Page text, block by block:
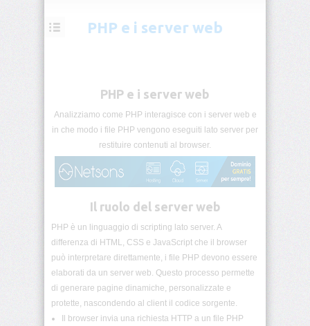
PHP
server
Installazione
PHP
script
PHP
Sintassi
di
PHP
PHP e i server web
PHP e i server web
Analizziamo come PHP interagisce con i server web e
in che modo i file PHP vengono eseguiti lato server per
restituire contenuti al browser.
Il ruolo del server web
PHP è un linguaggio di scripting lato server. A
differenza di HTML, CSS e JavaScript che il browser
può interpretare direttamente, i file PHP devono essere
elaborati da un server web. Questo processo permette
di generare pagine dinamiche, personalizzate e
protette, nascondendo al client il codice sorgente.
Il browser invia una richiesta HTTP a un file PHP